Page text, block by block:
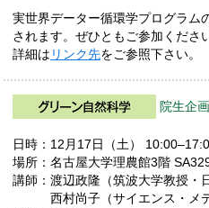
実世界データー循環学プログラム
されます。ぜひともご参加くださ
詳細は リンク先をご参照下さい。
院生企
日時：12月17日（土）
場所：名古屋大学理農館3階
講師：渡辺政隆（筑波大学教授・
西村尚子（サイエンス・メデ